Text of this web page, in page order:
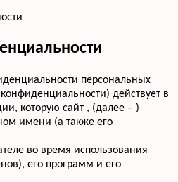
персональных
действует в
которую сайт , (далее – )
имени (а также его
во время использования
его программ и его